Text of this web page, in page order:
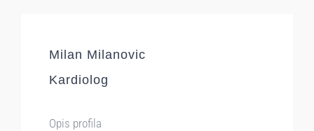
Milan Milanovic
Kardiolog
Opis profila